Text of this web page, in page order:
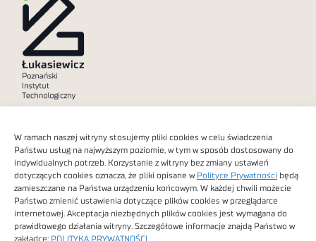
W ramach naszej witryny stosujemy pliki cookies w celu świadczenia
Państwu usług na najwyższym poziomie, w tym w sposób dostosowany do
indywidualnych potrzeb. Korzystanie z witryny bez zmiany ustawień
dotyczących cookies oznacza, że pliki opisane w Polityce Prywatności będą
zamieszczane na Państwa urządzeniu końcowym. W każdej chwili możecie
Państwo zmienić ustawienia dotyczące plików cookies w przeglądarce
internetowej. Akceptacja niezbędnych plików cookies jest wymagana do
prawidłowego działania witryny. Szczegółowe informacje znajdą Państwo w
zakładce: POLITYKA PRYWATNOŚCI
Dostępność cyfrowa
Obrazy stockowe
autorstwa